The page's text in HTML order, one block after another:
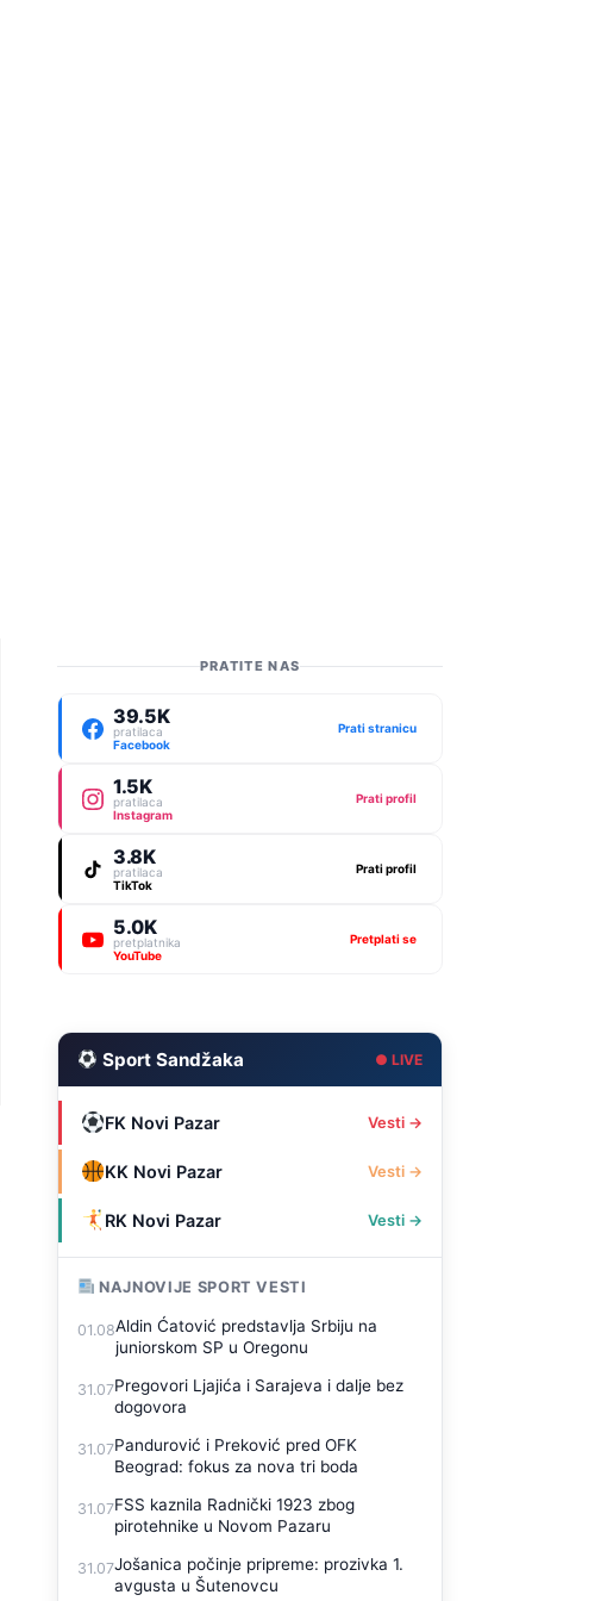
PRATITE NAS
39.5K
pratilaca
Facebook
Prati stranicu
1.5K
pratilaca
Instagram
Prati profil
3.8K
pratilaca
TikTok
Prati profil
5.0K
pretplatnika
YouTube
Pretplati se
Sport Sandžaka ● LIVE
FK Novi Pazar Vesti →
KK Novi Pazar Vesti →
RK Novi Pazar Vesti →
NAJNOVIJE SPORT VESTI
01.08Aldin Ćatović predstavlja Srbiju na
juniorskom SP u Oregonu
31.07Pregovori Ljajića i Sarajeva i dalje bez
dogovora
31.07Pandurović i Preković pred OFK
Beograd: fokus za nova tri boda
31.07FSS kaznila Radnički 1923 zbog
pirotehnike u Novom Pazaru
31.07Jošanica počinje pripreme: prozivka 1.
avgusta u Šutenovcu